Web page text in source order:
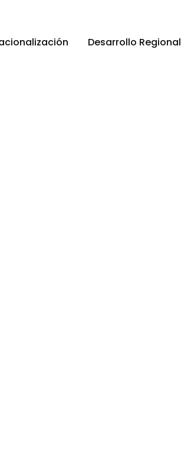
Desarrollo Regional